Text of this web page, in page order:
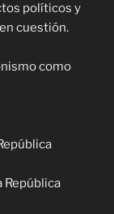
políticos y
cuestión.
como
República